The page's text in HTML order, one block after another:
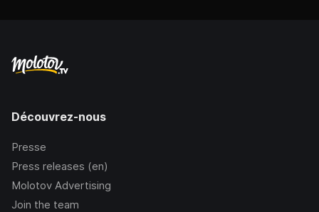
Découvrez-nous
Presse
Press releases (en)
Molotov Advertising
Join the team